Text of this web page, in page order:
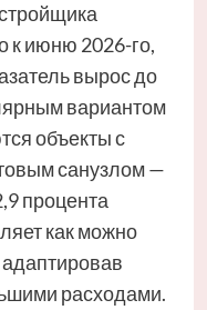
к июню 2026-го,
вырос до
вариантом
объекты с
санузлом —
процента
как можно
адаптировав
расходами.